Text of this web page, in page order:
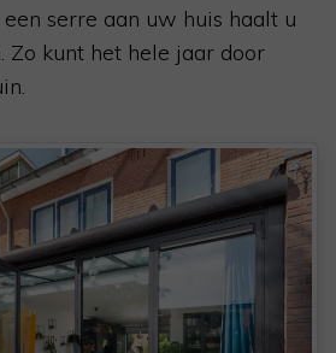
serre aan uw huis haalt u
Zo kunt het hele jaar door